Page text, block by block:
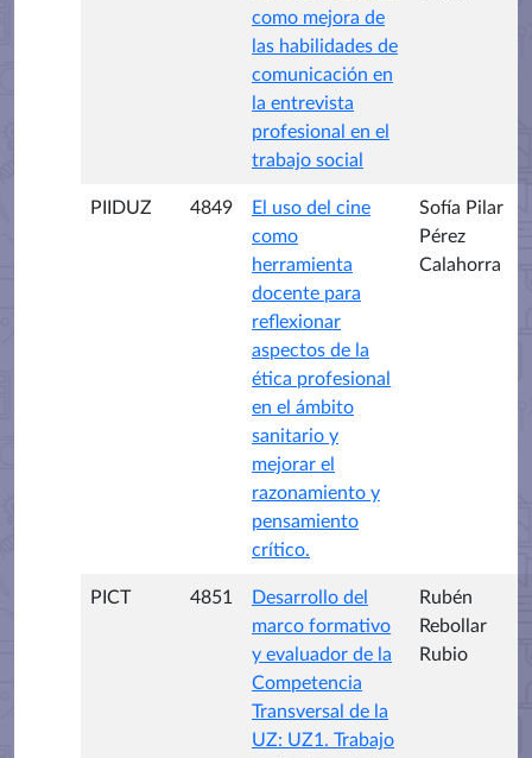
como mejora de
las habilidades de
comunicación en
la entrevista
profesional en el
trabajo social
PIIDUZ 4849
El uso del cine
como
herramienta
docente para
reflexionar
aspectos de la
ética profesional
en el ámbito
sanitario y
mejorar el
razonamiento y
pensamiento
crítico.
Sofía Pilar
Pérez
Calahorra
PICT 4851
Desarrollo del
marco formativo
y evaluador de la
Competencia
Transversal de la
UZ: UZ1. Trabajo
Rubén
Rebollar
Rubio